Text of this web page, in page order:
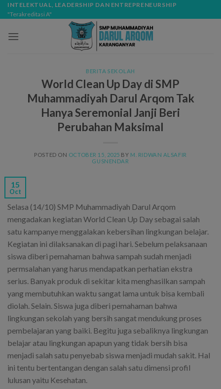
Skip
to
INTELEKTUAL, LEADERSHIP DAN ENTREPRENEURSHIP
"Terakreditasi A"
BERITA SEKOLAH
World Clean Up Day di SMP
Muhammadiyah Darul Arqom Tak
Hanya Seremonial Janji Beri
Perubahan Maksimal
POSTED ON OCTOBER 15, 2025 BY M. RIDWAN ALSAFIR
GUSNENDAR
15
Oct
Selasa (14/10) SMP Muhammadiyah Darul Arqom
mengadakan kegiatan World Clean Up Day sebagai salah
satu kampanye menggalakan kebersihan lingkungan belajar.
Kegiatan ini dilaksanakan di pagi hari. Sebelum pelaksanaan
siswa diberi pemahaman bahwa sampah sudah menjadi
permsalahan yang harus mendapatkan perhatian ekstra
serius. Banyak produk di sekitar kita menghasilkan sampah
yang membutuhkan waktu sangat lama untuk bisa kembali
diolah. Selain. Siswa juga diberi pemahaman bahwa
lingkungan sekolah yang bersih sangat mendukung proses
pembelajaran yang baiki. Begitu juga sebaliknya lingkungan
belajar atau lingkungan apapun yang tidak bersih bisa
menjadi salah satu penyebab siswa menjadi mudah sakit. Hal
ini tentu bertentangan dengan salah satu dimensi profil
lulusan yaitu Kesehatan.
modal-check